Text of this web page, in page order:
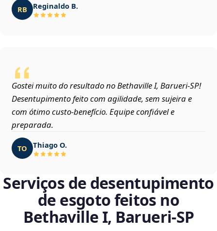
RB Reginaldo B.
Gostei muito do resultado no Bethaville I, Barueri‑SP!
Desentupimento feito com agilidade, sem sujeira e
com ótimo custo-benefício. Equipe confiável e
preparada.
TO Thiago O.
Serviços de desentupimento
de esgoto feitos no
Bethaville I, Barueri‑SP